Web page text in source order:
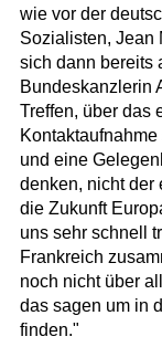
wie vor der
Sozialisten, Jean
sich dann bereits
Bundeskanzlerin
Treffen, über das
und eine
denken, nicht der
die Zukunft
uns sehr schnell
Frankreich
noch nicht über
das sagen um in
finden."